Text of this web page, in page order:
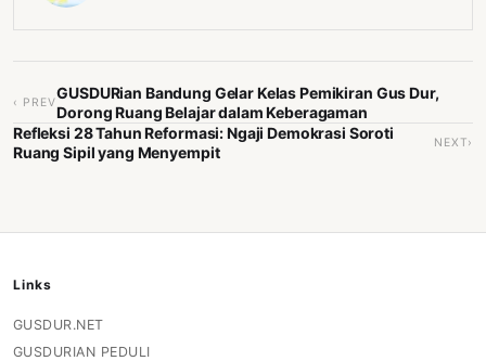
‹ PREV
GUSDURian Bandung Gelar Kelas Pemikiran Gus Dur,
Dorong Ruang Belajar dalam Keberagaman
Refleksi 28 Tahun Reformasi: Ngaji Demokrasi Soroti
Ruang Sipil yang Menyempit
NEXT›
Links
GUSDUR.NET
GUSDURIAN PEDULI